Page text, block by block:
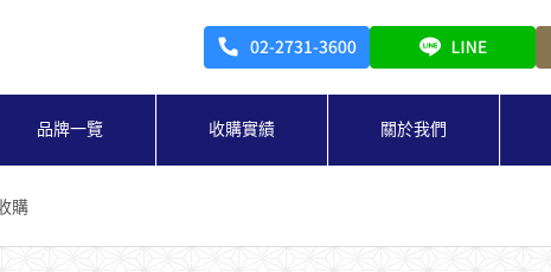
品牌一覽 收購實績 關於我們
購